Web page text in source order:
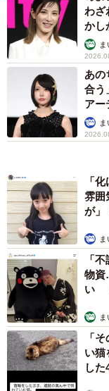
わざ
かし
あの
合う
ア
「
雰囲
が」
「
物資
い
「
い
し